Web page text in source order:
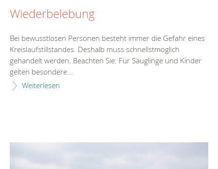
Wiederbelebung
Bei bewusstlosen Personen besteht immer die Gefahr eines
Kreislaufstillstandes. Deshalb muss schnellstmöglich
gehandelt werden. Beachten Sie: Für Säuglinge und Kinder
gelten besondere...
Weiterlesen